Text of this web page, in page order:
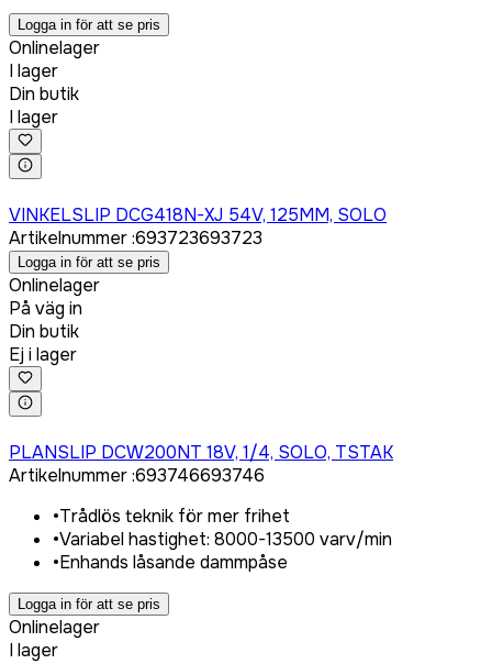
Logga in för att se pris
Onlinelager
I lager
Din butik
I lager
VINKELSLIP DCG418N-XJ 54V, 125MM, SOLO
Artikelnummer:693723693723
Logga in för att se pris
Onlinelager
På väg in
Din butik
Ej i lager
PLANSLIP DCW200NT 18V, 1/4, SOLO, TSTAK
Artikelnummer:693746693746
•Trådlös teknik för mer frihet
•Variabel hastighet: 8000-13500 varv/min
•Enhands låsande dammpåse
Logga in för att se pris
Onlinelager
I lager